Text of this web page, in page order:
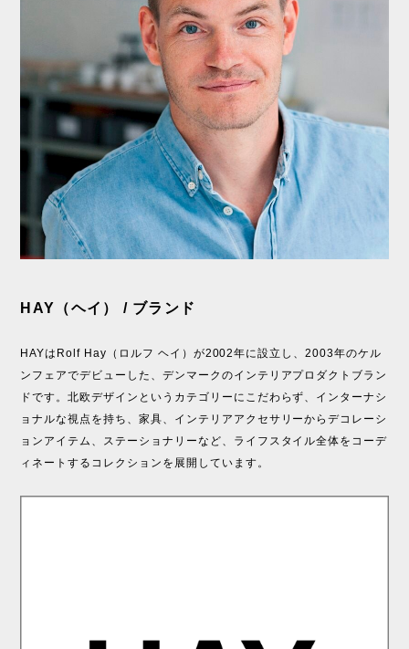
HAY（ヘイ） / ブランド
HAYはRolf Hay（ロルフ ヘイ）が2002年に設立し、2003年のケル
ンフェアでデビューした、デンマークのインテリアプロダクトブラン
ドです。北欧デザインというカテゴリーにこだわらず、インターナシ
ョナルな視点を持ち、家具、インテリアアクセサリーからデコレーシ
ョンアイテム、ステーショナリーなど、ライフスタイル全体をコーデ
ィネートするコレクションを展開しています。